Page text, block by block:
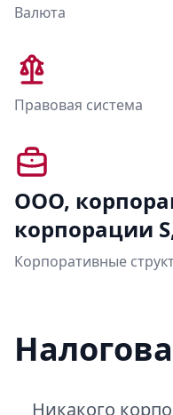
Валюта
Правовая система
ООО,
корпорации
Корпоративные
Никакого